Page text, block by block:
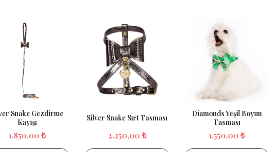
Snake Gezdirme
Kayışı
1.850,00 ₺
Silver Snake Sırt Tasması
2.250,00 ₺
Diamonds Yeşil Boyun
Tasması
1.550,00 ₺